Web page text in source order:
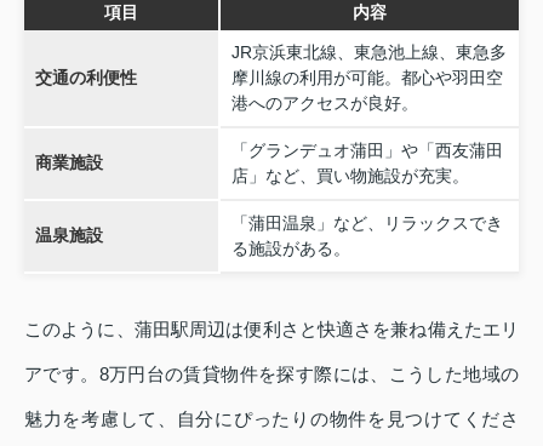
項目 内容
交通の利便性
JR京浜東北線、東急池上線、東急多
摩川線の利用が可能。都心や羽田空
港へのアクセスが良好。
商業施設
「グランデュオ蒲田」や「西友蒲田
店」など、買い物施設が充実。
温泉施設
「蒲田温泉」など、リラックスでき
る施設がある。
このように、蒲田駅周辺は便利さと快適さを兼ね備えたエリ
アです。8万円台の賃貸物件を探す際には、こうした地域の
魅力を考慮して、自分にぴったりの物件を見つけてくださ